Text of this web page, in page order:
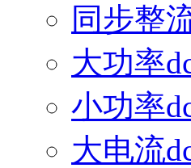
同步整
大功率
小功率
大电流